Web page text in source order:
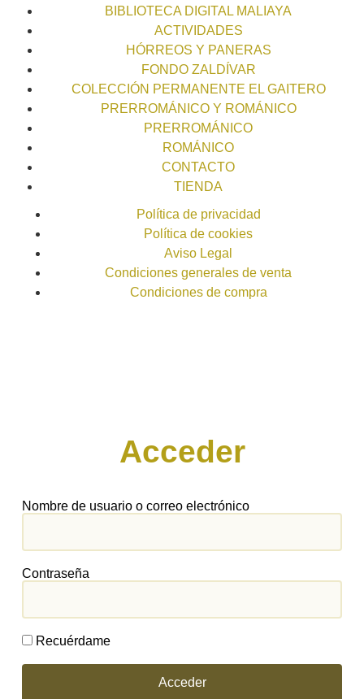
BIBLIOTECA DIGITAL MALIAYA
ACTIVIDADES
HÓRREOS Y PANERAS
FONDO ZALDÍVAR
COLECCIÓN PERMANENTE EL GAITERO
PRERROMÁNICO Y ROMÁNICO
PRERROMÁNICO
ROMÁNICO
CONTACTO
TIENDA
Política de privacidad
Política de cookies
Aviso Legal
Condiciones generales de venta
Condiciones de compra
Acceder
Nombre de usuario o correo electrónico
Contraseña
Recuérdame
Acceder